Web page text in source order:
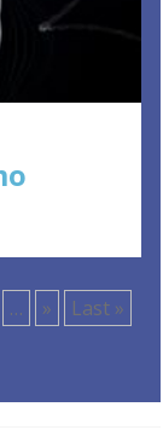
… » Last »